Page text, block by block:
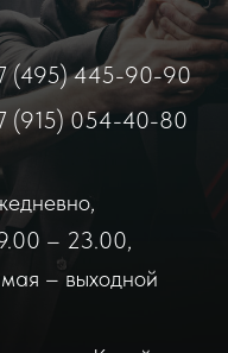
(495) 445-90-90
(915) 054-40-80
– 23.00,
– выходной